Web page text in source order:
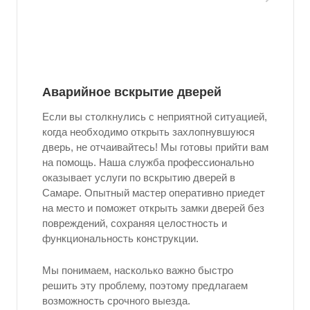
Аварийное вскрытие дверей
Если вы столкнулись с неприятной ситуацией,
когда необходимо открыть захлопнувшуюся
дверь, не отчаивайтесь! Мы готовы прийти вам
на помощь. Наша служба профессионально
оказывает услуги по вскрытию дверей в
Самаре. Опытный мастер оперативно приедет
на место и поможет открыть замки дверей без
повреждений, сохраняя целостность и
функциональность конструкции.
Мы понимаем, насколько важно быстро
решить эту проблему, поэтому предлагаем
возможность срочного выезда.